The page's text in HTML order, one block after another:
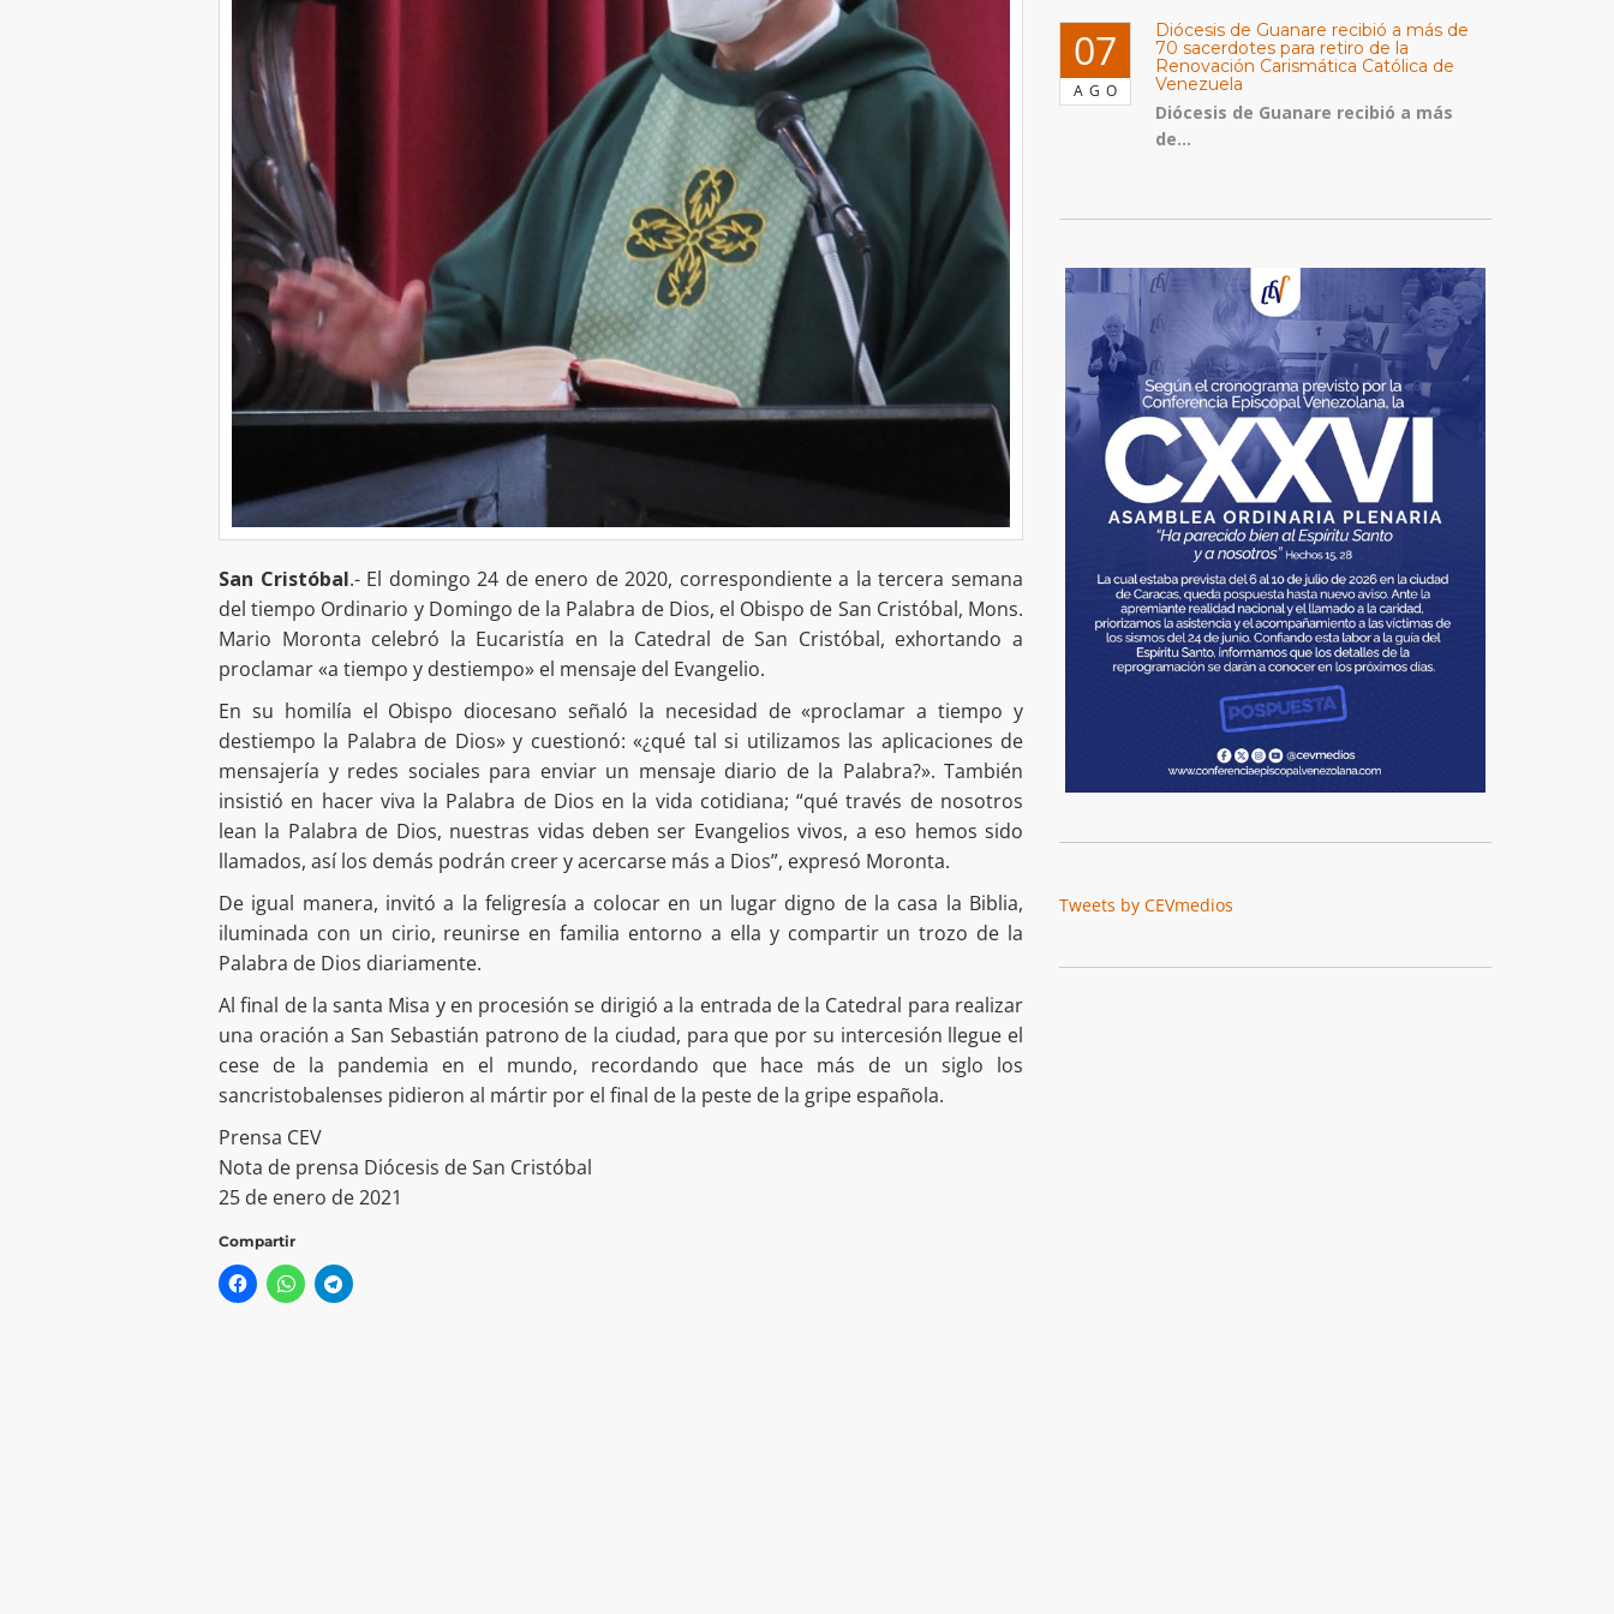
San Cristóbal.- El domingo 24 de enero de 2020, correspondiente a la tercera semana
del tiempo Ordinario y Domingo de la Palabra de Dios, el Obispo de San Cristóbal, Mons.
Mario Moronta celebró la Eucaristía en la Catedral de San Cristóbal, exhortando a
proclamar «a tiempo y destiempo» el mensaje del Evangelio.
En su homilía el Obispo diocesano señaló la necesidad de «proclamar a tiempo y
destiempo la Palabra de Dios» y cuestionó: «¿qué tal si utilizamos las aplicaciones de
mensajería y redes sociales para enviar un mensaje diario de la Palabra?». También
insistió en hacer viva la Palabra de Dios en la vida cotidiana; “qué través de nosotros
lean la Palabra de Dios, nuestras vidas deben ser Evangelios vivos, a eso hemos sido
llamados, así los demás podrán creer y acercarse más a Dios”, expresó Moronta.
De igual manera, invitó a la feligresía a colocar en un lugar digno de la casa la Biblia,
iluminada con un cirio, reunirse en familia entorno a ella y compartir un trozo de la
Palabra de Dios diariamente.
Al final de la santa Misa y en procesión se dirigió a la entrada de la Catedral para realizar
una oración a San Sebastián patrono de la ciudad, para que por su intercesión llegue el
cese de la pandemia en el mundo, recordando que hace más de un siglo los
sancristobalenses pidieron al mártir por el final de la peste de la gripe española.
Prensa CEV
Nota de prensa Diócesis de San Cristóbal
25 de enero de 2021
Compartir
07
AGO
Diócesis de Guanare recibió a más de
70 sacerdotes para retiro de la
Renovación Carismática Católica de
Venezuela
Diócesis de Guanare recibió a más
de...
Tweets by CEVmedios